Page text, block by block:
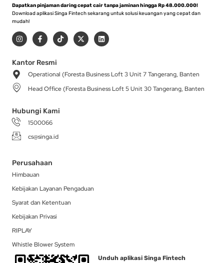
Dapatkan pinjaman daring cepat cair tanpa jaminan hingga Rp 48.000.000!
Download aplikasi Singa Fintech sekarang untuk solusi keuangan yang cepat dan
mudah!
I
n
s
a
g
r
a
m
F
a
c
b
o
-
T
i
k
X
-
t
t
r
L
i
n
i
Kantor Resmi
Operational (Foresta Business Loft 3 Unit 7 Tangerang, Banten
Head Office (Foresta Business Loft 5 Unit 30 Tangerang, Banten
Hubungi Kami
1500066
cs@singa.id
Perusahaan
Himbauan
Kebijakan Layanan Pengaduan
Syarat dan Ketentuan
Kebijakan Privasi
RIPLAY
Whistle Blower System
Unduh aplikasi Singa Fintech